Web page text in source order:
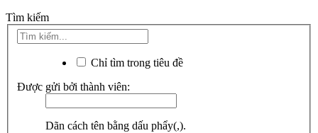
Tìm kiếm
Chỉ tìm trong tiêu đề
Được gửi bởi thành viên:
Dãn cách tên bằng dấu phẩy(,).